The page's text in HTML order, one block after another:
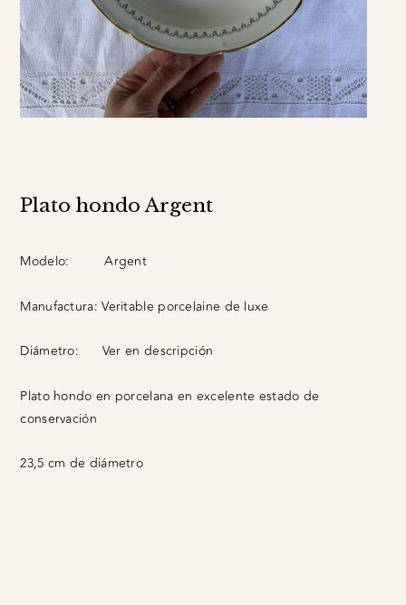
Plato hondo Argent
Modelo:Argent
Manufactura:Veritable porcelaine de luxe
Diámetro: Ver en descripción
Plato hondo en porcelana en excelente estado de
conservación
23,5 cm de diámetro